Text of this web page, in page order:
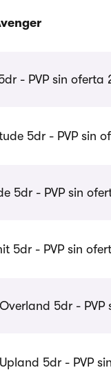
- PVP sin oferta
5dr - PVP sin
5dr - PVP sin
5dr - PVP sin
5dr -
5dr - PVP